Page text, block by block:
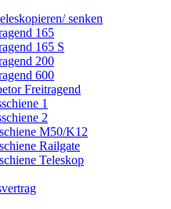
senken
165
165 S
200
600
Freitragend
1
2
M50/K12
Railgate
Teleskop